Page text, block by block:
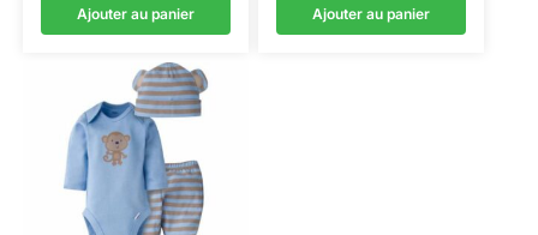
Ajouter au panier Ajouter au panier